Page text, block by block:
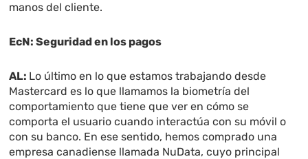
manos del cliente.
EcN: Seguridad en los pagos
AL: Lo último en lo que estamos trabajando desde
Mastercard es lo que llamamos la biometría del
comportamiento que tiene que ver en cómo se
comporta el usuario cuando interactúa con su móvil o
con su banco. En ese sentido, hemos comprado una
empresa canadiense llamada NuData, cuyo principal